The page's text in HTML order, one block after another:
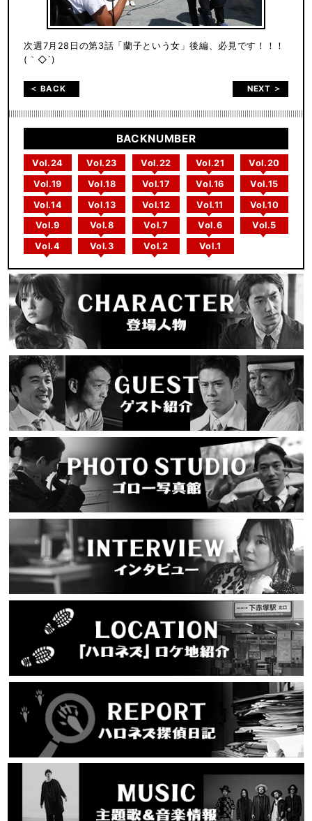
次週7月28日の第3話「蘭子という女」後編、必見です！！！
(｀◇´)ゞ
＜ BACK NEXT ＞
BACKNUMBER
Vol.24 Vol.23 Vol.22 Vol.21
Vol.20
Vol.19
Vol.18 Vol.17 Vol.16
Vol.15
Vol.14
Vol.13 Vol.12 Vol.11
Vol.10
Vol.9
Vol.8 Vol.7 Vol.6
Vol.5
Vol.4
Vol.3 Vol.2 Vol.1